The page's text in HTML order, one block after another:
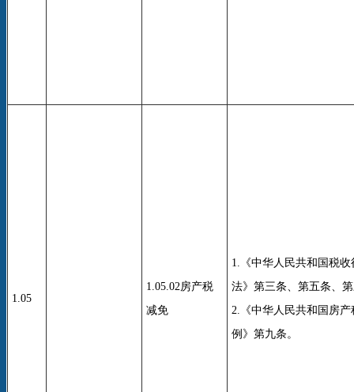
1.05
1.05.02房产税
减免
1.《中华人民共和国税收
法》第三条、第五条、
2.《中华人民共和国房产
例》第九条。